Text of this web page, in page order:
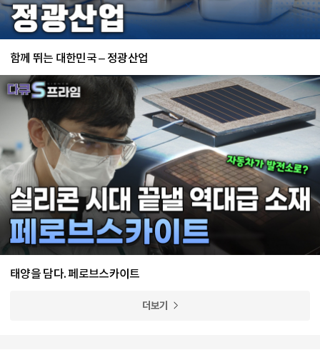
함께 뛰는 대한민국 – 정광산업
태양을 담다. 페로브스카이트
더보기